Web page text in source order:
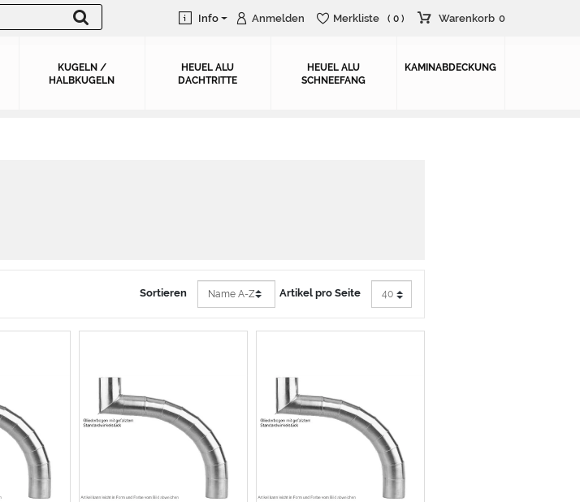
Info Anmelden Merkliste ( 0 ) Warenkorb 0
KUGELN /
HALBKUGELN
HEUEL ALU
DACHTRITTE
HEUEL ALU
SCHNEEFANG
KAMINABDECKUNG
Sortieren Artikel pro Seite